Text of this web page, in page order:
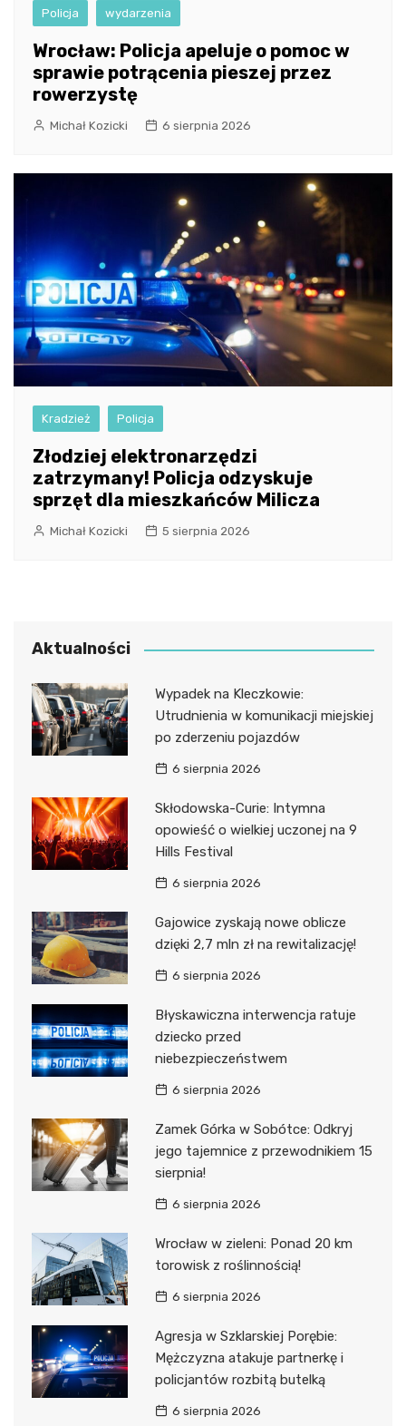
Policja wydarzenia
Wrocław: Policja apeluje o pomoc w
sprawie potrącenia pieszej przez
rowerzystę
Michał Kozicki 6 sierpnia 2026
Kradzież Policja
Złodziej elektronarzędzi
zatrzymany! Policja odzyskuje
sprzęt dla mieszkańców Milicza
Michał Kozicki 5 sierpnia 2026
Aktualności
Wypadek na Kleczkowie:
Utrudnienia w komunikacji miejskiej
po zderzeniu pojazdów
6 sierpnia 2026
Skłodowska-Curie: Intymna
opowieść o wielkiej uczonej na 9
Hills Festival
6 sierpnia 2026
Gajowice zyskają nowe oblicze
dzięki 2,7 mln zł na rewitalizację!
6 sierpnia 2026
Błyskawiczna interwencja ratuje
dziecko przed
niebezpieczeństwem
6 sierpnia 2026
Zamek Górka w Sobótce: Odkryj
jego tajemnice z przewodnikiem 15
sierpnia!
6 sierpnia 2026
Wrocław w zieleni: Ponad 20 km
torowisk z roślinnością!
6 sierpnia 2026
Agresja w Szklarskiej Porębie:
Mężczyzna atakuje partnerkę i
policjantów rozbitą butelką
6 sierpnia 2026